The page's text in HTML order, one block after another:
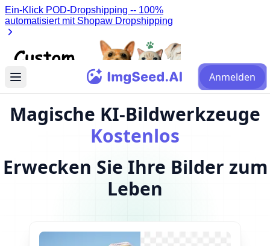
Anmelden
Magische KI-Bildwerkzeuge
Kostenlos
Erwecken Sie Ihre Bilder zum
Leben